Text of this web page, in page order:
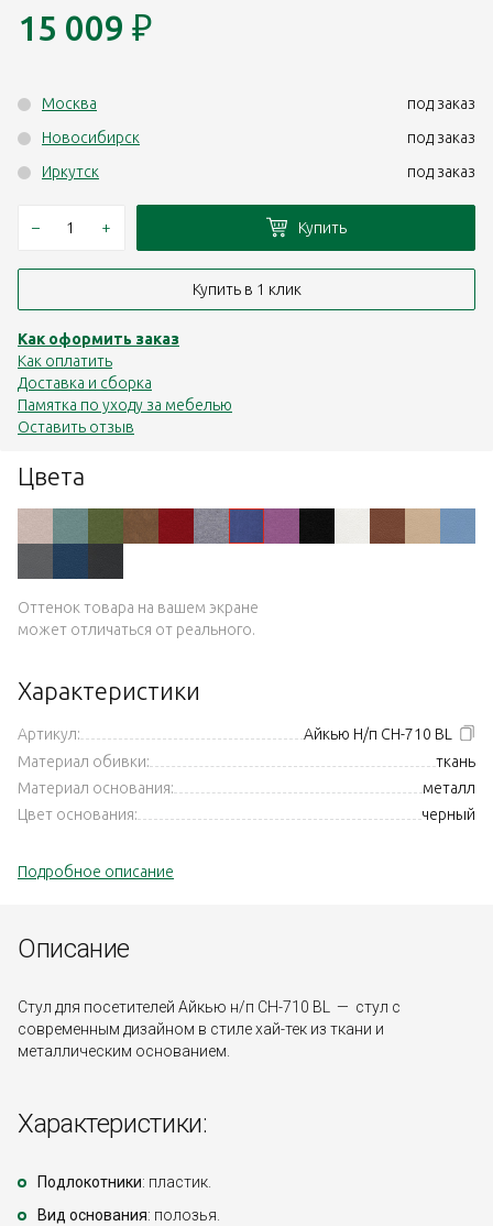
Цвета
Оттенок товара на вашем экране
может отличаться от реального.
Характеристики
Артикул:
Айкью Н/п CH-710 BL
Материал обивки:
ткань
Материал основания:
металл
Цвет основания:
черный
Подробное описание
15 009 ₽
Москва
под заказ
Новосибирск
под заказ
Иркутск
под заказ
– + Купить
Купить в 1 клик
Как оформить заказ
Как оплатить
Доставка и сборка
Памятка по уходу за мебелью
Оставить отзыв
Описание
Стул для посетителей Айкью н/п CH-710 BL — стул с
современным дизайном в стиле хай-тек из ткани и
металлическим основанием.
Характеристики:
Подлокотники: пластик.
Вид основания: полозья.